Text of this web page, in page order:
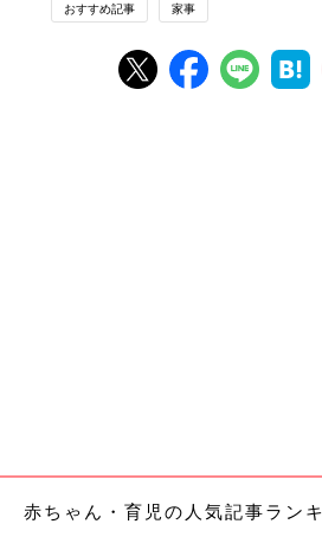
おすすめ記事 家事
赤ちゃん・育児の人気記事ラン